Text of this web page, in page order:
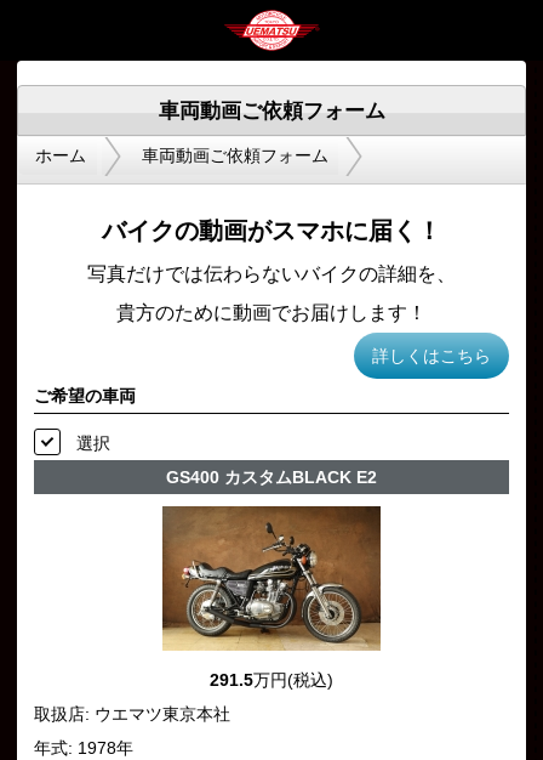
車両動画ご依頼フォーム
ホーム 車両動画ご依頼フォーム
バイクの動画がスマホに届く！
写真だけでは伝わらないバイクの詳細を、
貴方のために動画でお届けします！
詳しくはこちら
ご希望の車両
選択
GS400 カスタムBLACK E2
291.5万円(税込)
取扱店: ウエマツ東京本社
年式: 1978年